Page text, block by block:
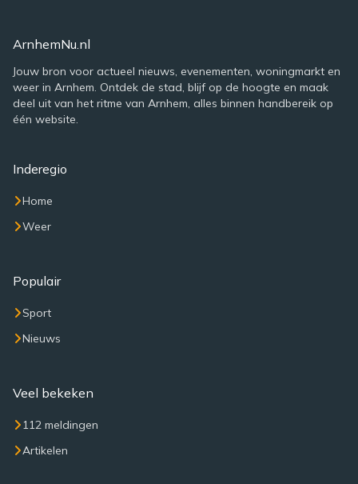
ArnhemNu.nl
Jouw bron voor actueel nieuws, evenementen, woningmarkt en
weer in Arnhem. Ontdek de stad, blijf op de hoogte en maak
deel uit van het ritme van Arnhem, alles binnen handbereik op
één website.
Inderegio
Home
Weer
Populair
Sport
Nieuws
Veel bekeken
112 meldingen
Artikelen